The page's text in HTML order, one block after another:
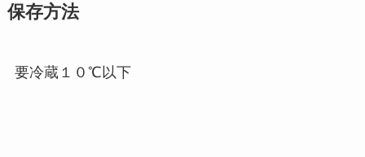
保存方法
要冷蔵１０℃以下